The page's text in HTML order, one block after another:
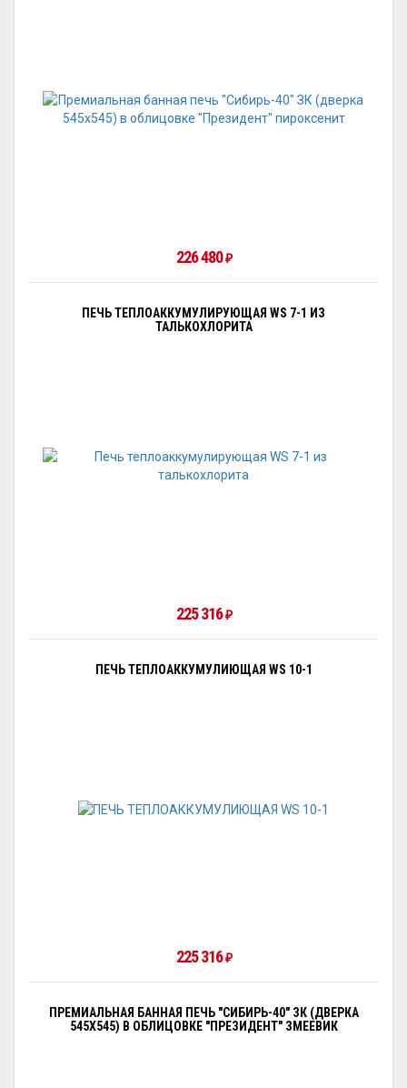
226 480 ₽
ПЕЧЬ ТЕПЛОАККУМУЛИРУЮЩАЯ WS 7-1 ИЗ
ТАЛЬКОХЛОРИТА
225 316 ₽
ПЕЧЬ ТЕПЛОАККУМУЛИЮЩАЯ WS 10-1
225 316 ₽
ПРЕМИАЛЬНАЯ БАННАЯ ПЕЧЬ "СИБИРЬ-40" ЗК (ДВЕРКА
545Х545) В ОБЛИЦОВКЕ "ПРЕЗИДЕНТ" ЗМЕЕВИК